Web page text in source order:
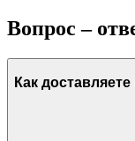
Вопрос –
Как доставляете